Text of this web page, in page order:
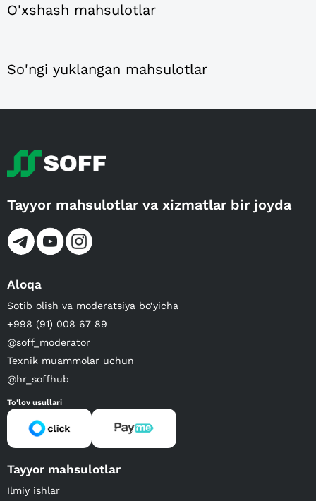
O'xshash mahsulotlar
So'ngi yuklangan mahsulotlar
Tayyor mahsulotlar va xizmatlar bir joyda
Aloqa
Sotib olish va moderatsiya bo‘yicha
+998 (91) 008 67 89
@soff_moderator
Texnik muammolar uchun
@hr_soffhub
To'lov usullari
Tayyor mahsulotlar
Ilmiy ishlar